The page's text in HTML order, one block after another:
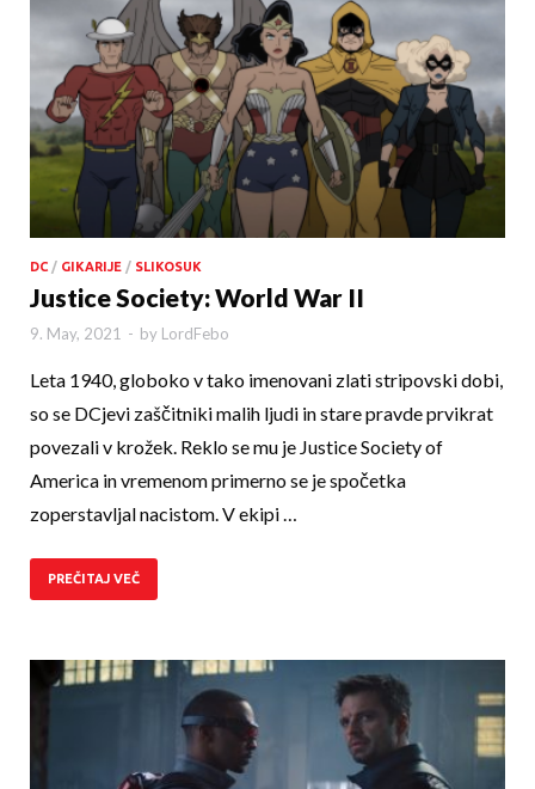
DC / GIKARIJE / SLIKOSUK
Justice Society: World War II
9. May, 2021 - by LordFebo
Leta 1940, globoko v tako imenovani zlati stripovski dobi,
so se DCjevi zaščitniki malih ljudi in stare pravde prvikrat
povezali v krožek. Reklo se mu je Justice Society of
America in vremenom primerno se je spočetka
zoperstavljal nacistom. V ekipi …
PREČITAJ VEČ